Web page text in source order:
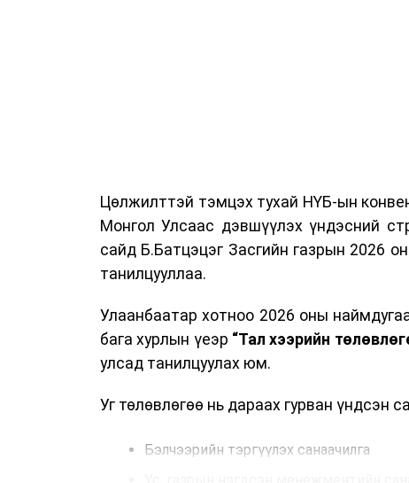
Цөлжилттэй тэмцэх тухай НҮБ-ын
Монгол Улсаас дэвшүүлэх үндэсний
сайд Б.Батцэцэг Засгийн газрын 2026
танилцууллаа.
Улаанбаатар хотноо 2026 оны
бага хурлын үеэр “Тал хээрийн
улсад танилцуулах юм.
Уг төлөвлөгөө нь дараах гурван үндсэн
Бэлчээрийн тэргүүлэх санаачилга